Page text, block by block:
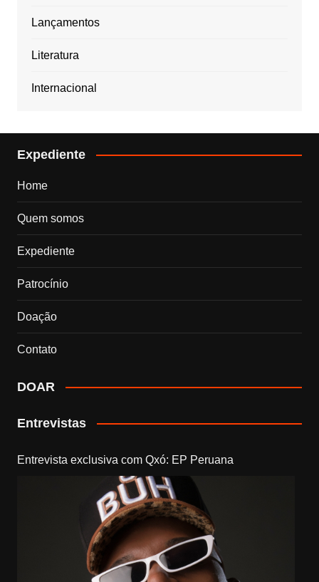
Lançamentos
Literatura
Internacional
Expediente
Home
Quem somos
Expediente
Patrocínio
Doação
Contato
DOAR
Entrevistas
Entrevista exclusiva com Qxó: EP Peruana